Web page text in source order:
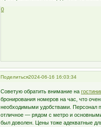
0
Поделиться2024-06-16 16:03:34
Советую обратить внимание на
бронирования номеров на час, что
необходимыми удобствами. Персонал
отличное — рядом с метро и
был доволен. Цены тоже адекватные